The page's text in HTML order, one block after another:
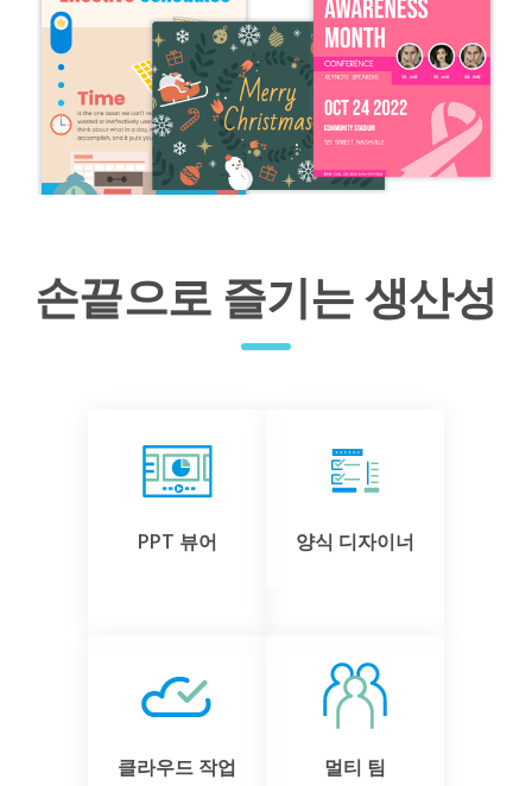
손끝으로 즐기는 생산성
PPT 뷰어 양식 디자이너
클라우드 작업
멀티 팀